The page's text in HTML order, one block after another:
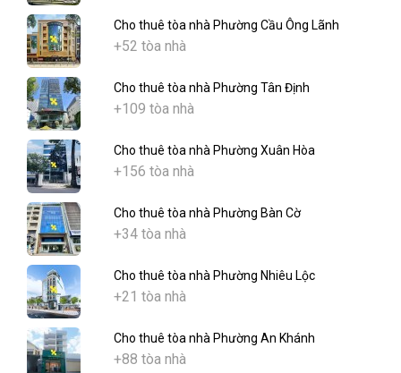
Cho thuê tòa nhà Phường Cầu Ông Lãnh
+52 tòa nhà
Cho thuê tòa nhà Phường Tân Định
+109 tòa nhà
Cho thuê tòa nhà Phường Xuân Hòa
+156 tòa nhà
Cho thuê tòa nhà Phường Bàn Cờ
+34 tòa nhà
Cho thuê tòa nhà Phường Nhiêu Lộc
+21 tòa nhà
Cho thuê tòa nhà Phường An Khánh
+88 tòa nhà